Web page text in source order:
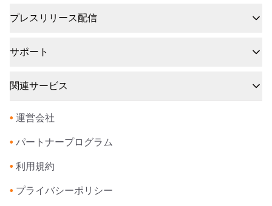
プレスリリース配信
サポート
関連サービス
• 運営会社
• パートナープログラム
• 利用規約
• プライバシーポリシー